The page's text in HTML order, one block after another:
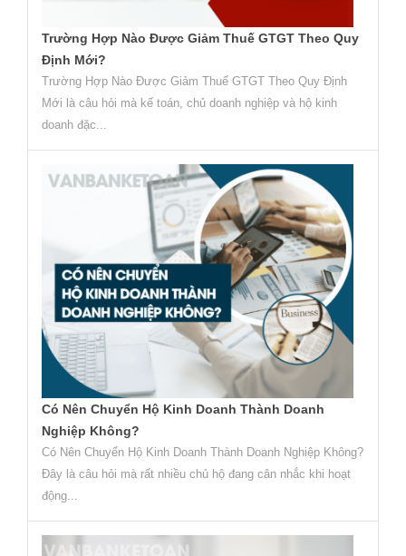
Trường Hợp Nào Được Giảm Thuế GTGT Theo Quy
Định Mới?
Trường Hợp Nào Được Giảm Thuế GTGT Theo Quy Định
Mới là câu hỏi mà kế toán, chủ doanh nghiệp và hộ kinh
doanh đặc...
Có Nên Chuyển Hộ Kinh Doanh Thành Doanh
Nghiệp Không?
Có Nên Chuyển Hộ Kinh Doanh Thành Doanh Nghiệp Không?
Đây là câu hỏi mà rất nhiều chủ hộ đang cân nhắc khi hoạt
động...